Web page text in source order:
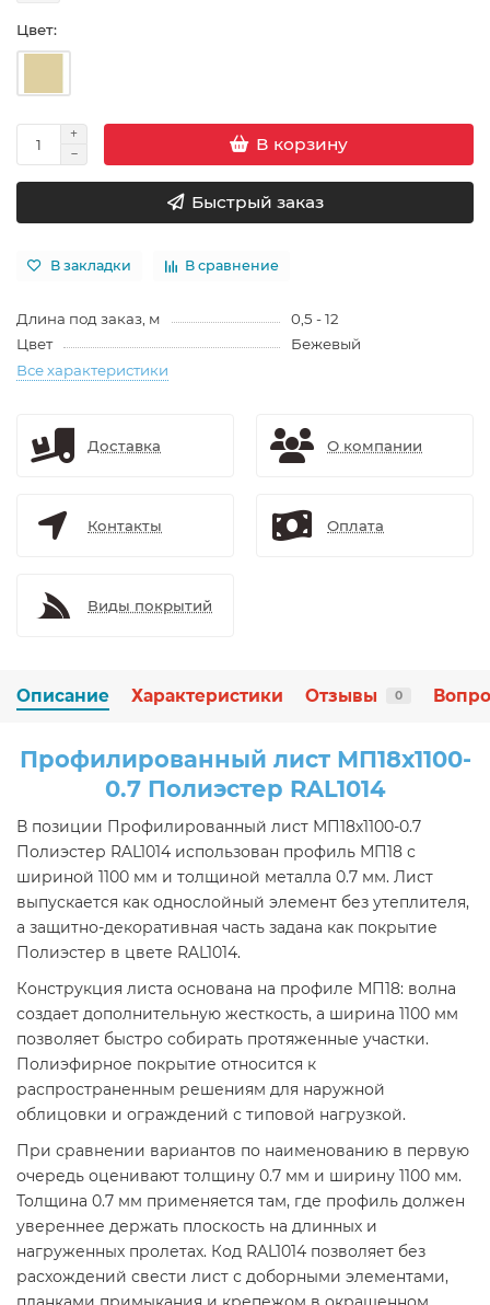
Цвет:
В корзину
Быстрый заказ
В закладки В сравнение
Длина под заказ, м
0,5 - 12
Цвет
Бежевый
Все характеристики
Доставка О компании
Контакты Оплата
Виды покрытий
Описание Характеристики Отзывы 0
Профилированный лист МП18х1100-
0.7 Полиэстер RAL1014
В позиции Профилированный лист МП18х1100-0.7
Полиэстер RAL1014 использован профиль МП18 с
шириной 1100 мм и толщиной металла 0.7 мм. Лист
выпускается как однослойный элемент без утеплителя,
а защитно-декоративная часть задана как покрытие
Полиэстер в цвете RAL1014.
Конструкция листа основана на профиле МП18: волна
создает дополнительную жесткость, а ширина 1100 мм
позволяет быстро собирать протяженные участки.
Полиэфирное покрытие относится к
распространенным решениям для наружной
облицовки и ограждений с типовой нагрузкой.
При сравнении вариантов по наименованию в первую
очередь оценивают толщину 0.7 мм и ширину 1100 мм.
Толщина 0.7 мм применяется там, где профиль должен
увереннее держать плоскость на длинных и
нагруженных пролетах. Код RAL1014 позволяет без
расхождений свести лист с доборными элементами,